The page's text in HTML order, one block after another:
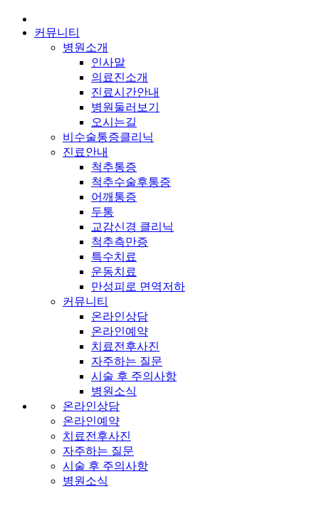
커뮤니티
병원소개
인사말
의료진소개
진료시간안내
병원둘러보기
오시는길
비수술통증클리닉
진료안내
척추통증
척추수술후통증
어깨통증
두통
교감신경 클리닉
척추측만증
특수치료
운동치료
만성피로 면역저하
커뮤니티
온라인상담
온라인예약
치료전후사진
자주하는 질문
시술 후 주의사항
병원소식
온라인상담
온라인예약
치료전후사진
자주하는 질문
시술 후 주의사항
병원소식